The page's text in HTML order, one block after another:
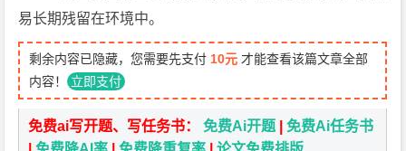
易长期残留在环境中。
剩余内容已隐藏，您需要先支付 10元 才能查看该篇文章全部
内容！ 立即支付
免费ai写开题、写任务书：免费Ai开题 |免费Ai任务书